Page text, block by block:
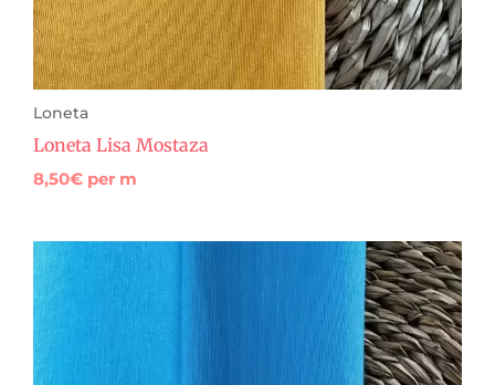
Loneta
Loneta Lisa Mostaza
8,50€ per m